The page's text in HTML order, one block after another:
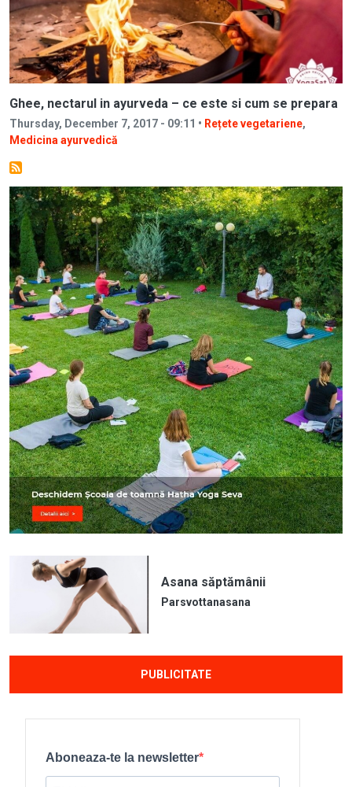
Ghee, nectarul in ayurveda – ce este si cum se prepara
Thursday, December 7, 2017 - 09:11 • Rețete vegetariene,
Medicina ayurvedică
Image
Asana săptămânii
Parsvottanasana
PUBLICITATE